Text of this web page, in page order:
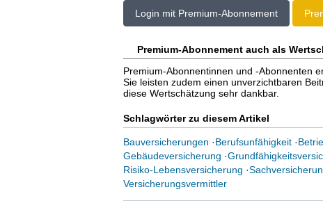
Login mit Premium-Abonnement
Premium-Abonnement auch als
Premium-Abonnentinnen und -Abonnenten
Sie leisten zudem einen unverzichtbaren
diese Wertschätzung sehr dankbar.
Schlagwörter zu diesem Artikel
Bauversicherungen ·Berufsunfähigkeit·
Gebäudeversicherung ·
Risiko-Lebensversicherung ·
Versicherungsvermittler